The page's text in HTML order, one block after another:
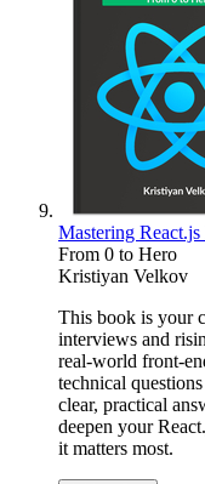
Mastering
From 0 to Hero
Kristiyan Velkov
This book is your
interviews and
real-world front-
technical
clear, practical
deepen your
it matters most.